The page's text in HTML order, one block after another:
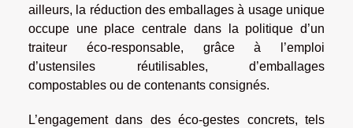
ailleurs, la réduction des emballages à usage unique
occupe une place centrale dans la politique d’un
traiteur éco-responsable, grâce à l’emploi
d’ustensiles réutilisables, d’emballages
compostables ou de contenants consignés.
L’engagement dans des éco-gestes concrets, tels